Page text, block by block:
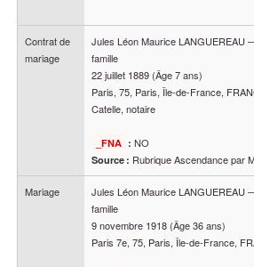
Contrat de
mariage
Jules Léon MauriceLANGUEREAU
famille
22 juillet 1889 (Âge 7 ans)
Paris, 75, Paris, Île-de-France,
Catelle, notaire
_FNA : NO
Source : Rubrique Ascendance par
Mariage Jules Léon MauriceLANGUEREAU
famille
9 novembre 1918 (Âge 36 ans)
Paris 7e, 75, Paris, Île-de-France,